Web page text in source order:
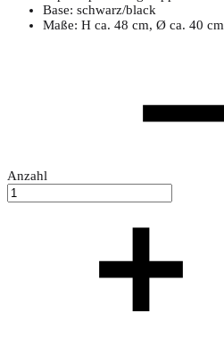
Base: schwarz/black
Maße: H ca. 48 cm, Ø ca. 40 cm
Anzahl